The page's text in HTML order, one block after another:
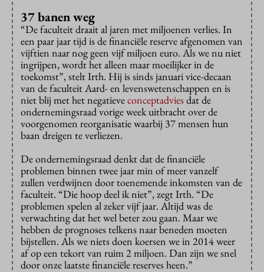
37 banen weg
“De faculteit draait al jaren met miljoenen verlies. In
een paar jaar tijd is de financiële reserve afgenomen van
vijftien naar nog geen vijf miljoen euro. Als we nu niet
ingrijpen, wordt het alleen maar moeilijker in de
toekomst”, stelt Irth. Hij is sinds januari vice-decaan
van de faculteit Aard- en levenswetenschappen en is
niet blij met het negatieveconceptadviesdat de
ondernemingsraad vorige week uitbracht over de
voorgenomen reorganisatie waarbij 37 mensen hun
baan dreigen te verliezen.
De ondernemingsraad denkt dat de financiële
problemen binnen twee jaar min of meer vanzelf
zullen verdwijnen door toenemende inkomsten van de
faculteit. “Die hoop deel ik niet”, zegt Irth. “De
problemen spelen al zeker vijf jaar. Altijd was de
verwachting dat het wel beter zou gaan. Maar we
hebben de prognoses telkens naar beneden moeten
bijstellen. Als we niets doen koersen we in 2014 weer
af op een tekort van ruim 2 miljoen. Dan zijn we snel
door onze laatste financiële reserves heen.”